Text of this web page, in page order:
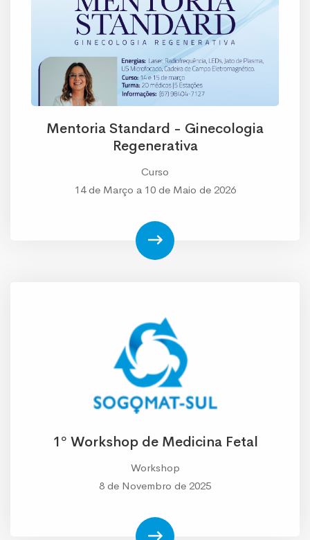
Mentoria Standard - Ginecologia
Regenerativa
Curso
14 de Março a 10 de Maio de 2026
1º Workshop de Medicina Fetal
Workshop
8 de Novembro de 2025